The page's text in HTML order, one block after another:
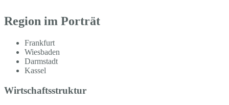
Region im Porträt
Frankfurt
Wiesbaden
Darmstadt
Kassel
Wirtschaftsstruktur